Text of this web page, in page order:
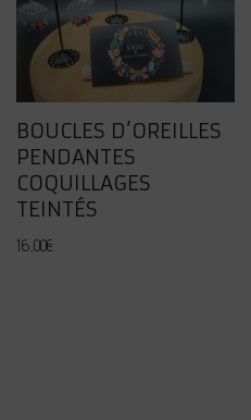
BOUCLES D’OREILLES
PENDANTES
COQUILLAGES
TEINTÉS
16,00€